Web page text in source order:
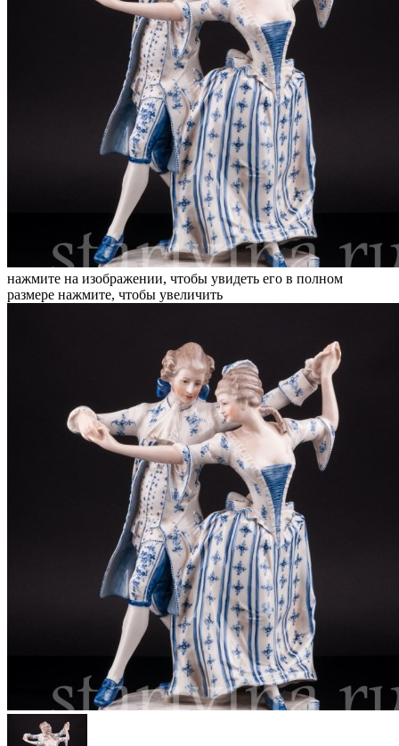
нажмите на изображении, чтобы увидеть его в полном
размере нажмите, чтобы увеличить